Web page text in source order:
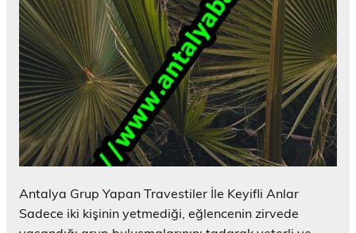
Antalya Grup Yapan Travestiler İle Keyifli Anlar
Sadece iki kişinin yetmediği, eğlencenin zirvede